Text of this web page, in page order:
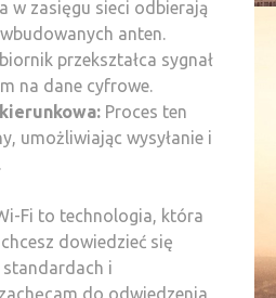
w zasięgu sieci odbierają
anten.
przekształca sygnał
na dane cyfrowe.
Proces ten
umożliwiając wysyłanie i
Fi to technologia, która
dowiedzieć się
i
do odwiedzenia